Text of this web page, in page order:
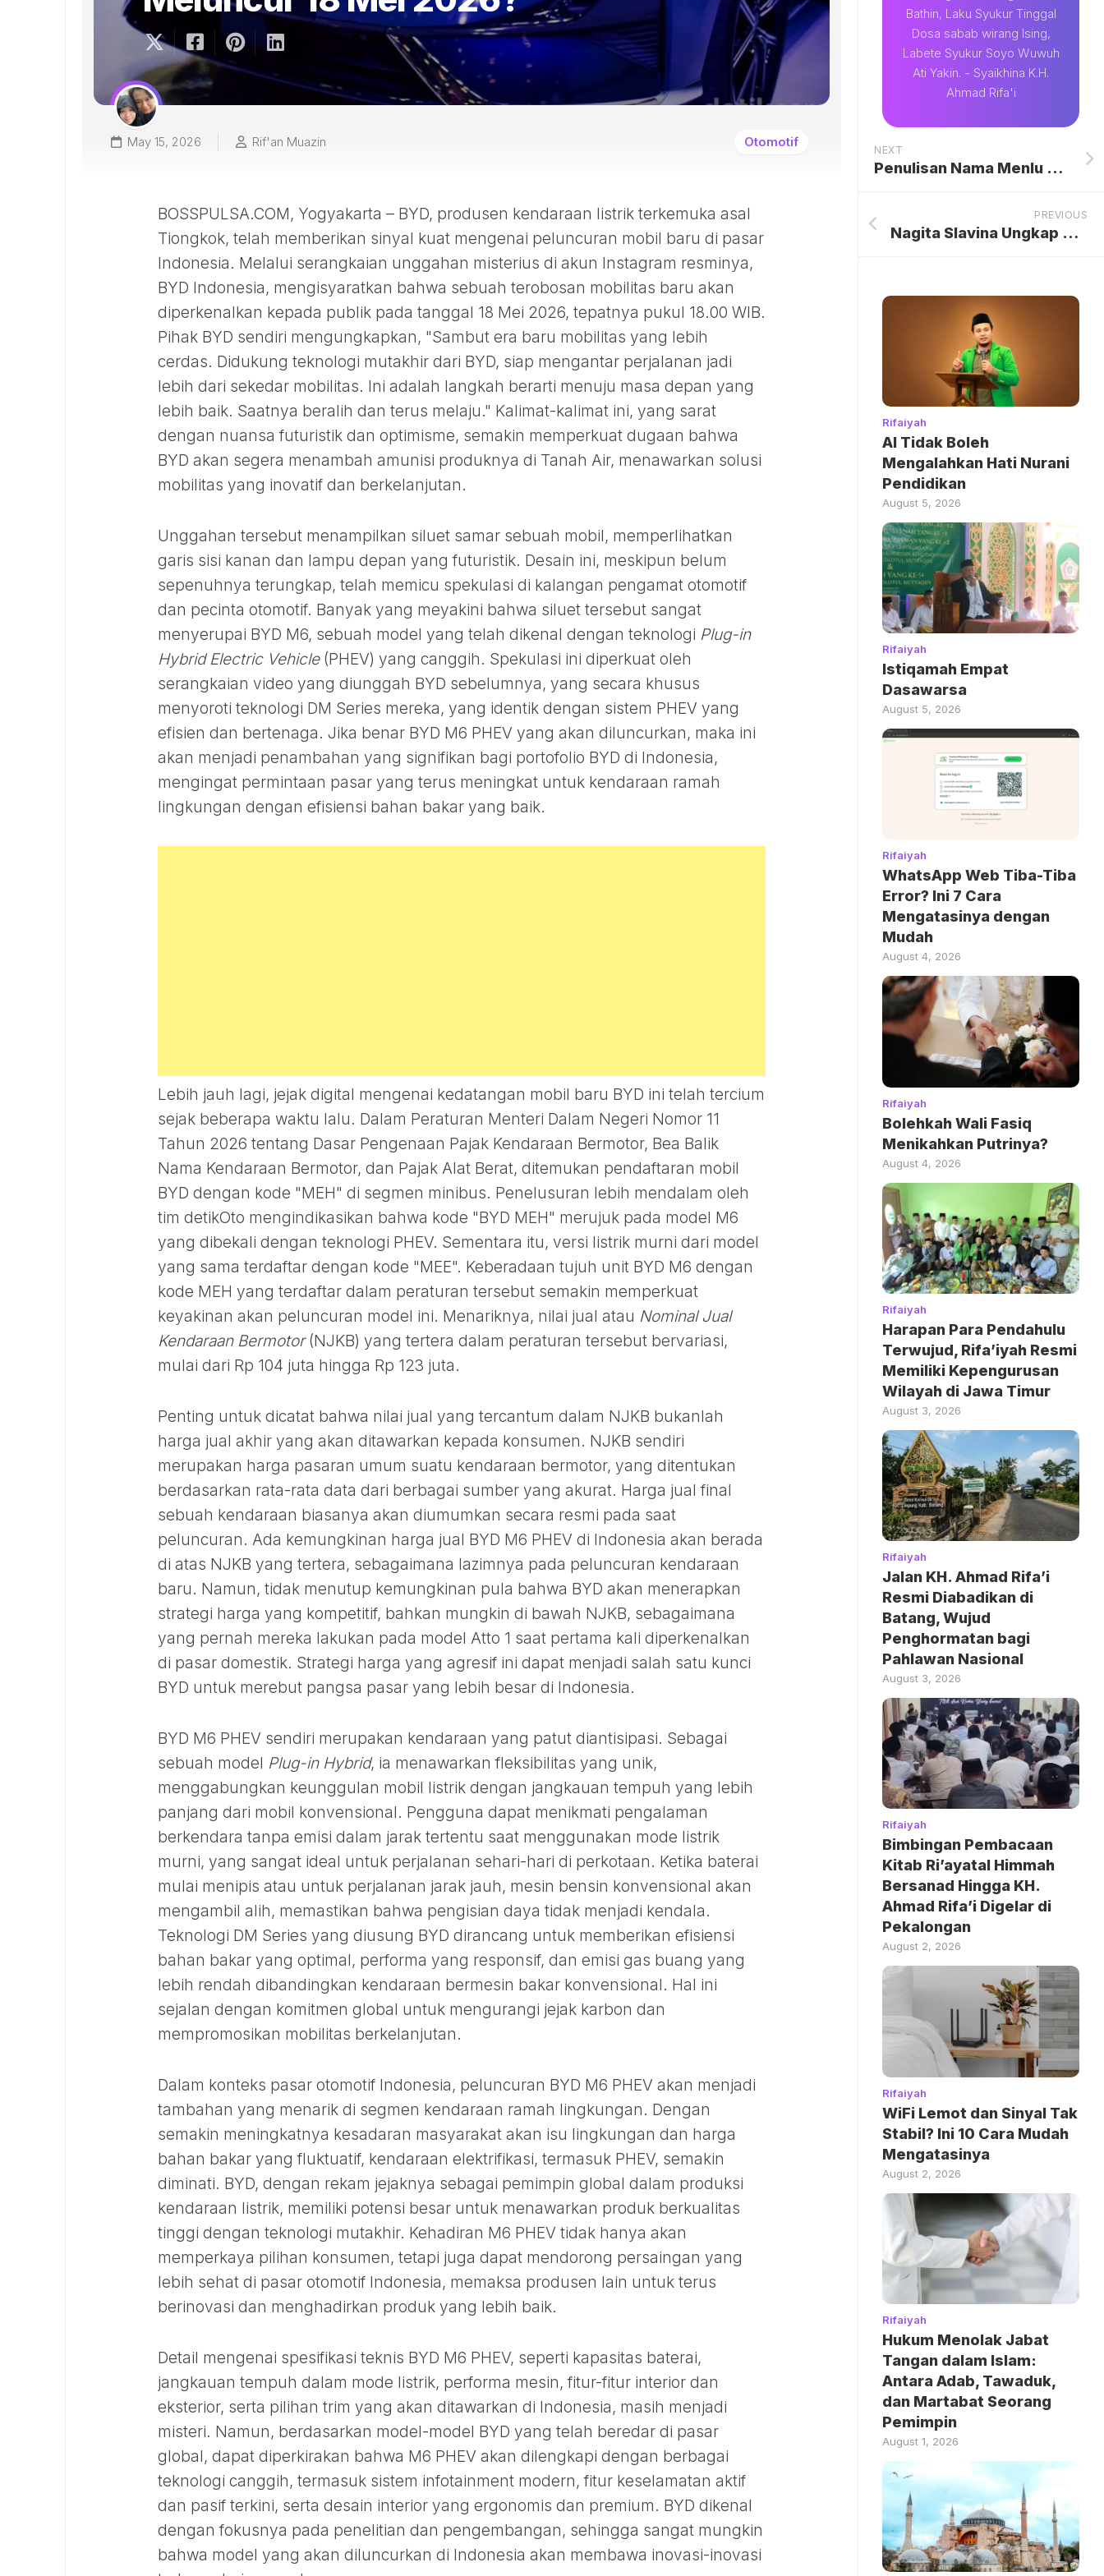
May 15, 2026 Rif'an Muazin Otomotif
BOSSPULSA.COM, Yogyakarta – BYD, produsen kendaraan listrik terkemuka asal
Tiongkok, telah memberikan sinyal kuat mengenai peluncuran mobil baru di pasar
Indonesia. Melalui serangkaian unggahan misterius di akun Instagram resminya,
BYD Indonesia, mengisyaratkan bahwa sebuah terobosan mobilitas baru akan
diperkenalkan kepada publik pada tanggal 18 Mei 2026, tepatnya pukul 18.00 WIB.
Pihak BYD sendiri mengungkapkan, "Sambut era baru mobilitas yang lebih
cerdas. Didukung teknologi mutakhir dari BYD, siap mengantar perjalanan jadi
lebih dari sekedar mobilitas. Ini adalah langkah berarti menuju masa depan yang
lebih baik. Saatnya beralih dan terus melaju." Kalimat-kalimat ini, yang sarat
dengan nuansa futuristik dan optimisme, semakin memperkuat dugaan bahwa
BYD akan segera menambah amunisi produknya di Tanah Air, menawarkan solusi
mobilitas yang inovatif dan berkelanjutan.
Unggahan tersebut menampilkan siluet samar sebuah mobil, memperlihatkan
garis sisi kanan dan lampu depan yang futuristik. Desain ini, meskipun belum
sepenuhnya terungkap, telah memicu spekulasi di kalangan pengamat otomotif
dan pecinta otomotif. Banyak yang meyakini bahwa siluet tersebut sangat
menyerupai BYD M6, sebuah model yang telah dikenal dengan teknologi Plug-in
Hybrid Electric Vehicle(PHEV) yang canggih. Spekulasi ini diperkuat oleh
serangkaian video yang diunggah BYD sebelumnya, yang secara khusus
menyoroti teknologi DM Series mereka, yang identik dengan sistem PHEV yang
efisien dan bertenaga. Jika benar BYD M6 PHEV yang akan diluncurkan, maka ini
akan menjadi penambahan yang signifikan bagi portofolio BYD di Indonesia,
mengingat permintaan pasar yang terus meningkat untuk kendaraan ramah
lingkungan dengan efisiensi bahan bakar yang baik.
Lebih jauh lagi, jejak digital mengenai kedatangan mobil baru BYD ini telah tercium
sejak beberapa waktu lalu. Dalam Peraturan Menteri Dalam Negeri Nomor 11
Tahun 2026 tentang Dasar Pengenaan Pajak Kendaraan Bermotor, Bea Balik
Nama Kendaraan Bermotor, dan Pajak Alat Berat, ditemukan pendaftaran mobil
BYD dengan kode "MEH" di segmen minibus. Penelusuran lebih mendalam oleh
tim detikOto mengindikasikan bahwa kode "BYD MEH" merujuk pada model M6
yang dibekali dengan teknologi PHEV. Sementara itu, versi listrik murni dari model
yang sama terdaftar dengan kode "MEE". Keberadaan tujuh unit BYD M6 dengan
kode MEH yang terdaftar dalam peraturan tersebut semakin memperkuat
keyakinan akan peluncuran model ini. Menariknya, nilai jual atau Nominal Jual
Kendaraan Bermotor(NJKB) yang tertera dalam peraturan tersebut bervariasi,
mulai dari Rp 104 juta hingga Rp 123 juta.
Penting untuk dicatat bahwa nilai jual yang tercantum dalam NJKB bukanlah
harga jual akhir yang akan ditawarkan kepada konsumen. NJKB sendiri
merupakan harga pasaran umum suatu kendaraan bermotor, yang ditentukan
berdasarkan rata-rata data dari berbagai sumber yang akurat. Harga jual final
sebuah kendaraan biasanya akan diumumkan secara resmi pada saat
peluncuran. Ada kemungkinan harga jual BYD M6 PHEV di Indonesia akan berada
di atas NJKB yang tertera, sebagaimana lazimnya pada peluncuran kendaraan
baru. Namun, tidak menutup kemungkinan pula bahwa BYD akan menerapkan
strategi harga yang kompetitif, bahkan mungkin di bawah NJKB, sebagaimana
yang pernah mereka lakukan pada model Atto 1 saat pertama kali diperkenalkan
di pasar domestik. Strategi harga yang agresif ini dapat menjadi salah satu kunci
BYD untuk merebut pangsa pasar yang lebih besar di Indonesia.
BYD M6 PHEV sendiri merupakan kendaraan yang patut diantisipasi. Sebagai
sebuah model Plug-in Hybrid, ia menawarkan fleksibilitas yang unik,
menggabungkan keunggulan mobil listrik dengan jangkauan tempuh yang lebih
panjang dari mobil konvensional. Pengguna dapat menikmati pengalaman
berkendara tanpa emisi dalam jarak tertentu saat menggunakan mode listrik
murni, yang sangat ideal untuk perjalanan sehari-hari di perkotaan. Ketika baterai
mulai menipis atau untuk perjalanan jarak jauh, mesin bensin konvensional akan
mengambil alih, memastikan bahwa pengisian daya tidak menjadi kendala.
Teknologi DM Series yang diusung BYD dirancang untuk memberikan efisiensi
bahan bakar yang optimal, performa yang responsif, dan emisi gas buang yang
lebih rendah dibandingkan kendaraan bermesin bakar konvensional. Hal ini
sejalan dengan komitmen global untuk mengurangi jejak karbon dan
mempromosikan mobilitas berkelanjutan.
Dalam konteks pasar otomotif Indonesia, peluncuran BYD M6 PHEV akan menjadi
tambahan yang menarik di segmen kendaraan ramah lingkungan. Dengan
semakin meningkatnya kesadaran masyarakat akan isu lingkungan dan harga
bahan bakar yang fluktuatif, kendaraan elektrifikasi, termasuk PHEV, semakin
diminati. BYD, dengan rekam jejaknya sebagai pemimpin global dalam produksi
kendaraan listrik, memiliki potensi besar untuk menawarkan produk berkualitas
tinggi dengan teknologi mutakhir. Kehadiran M6 PHEV tidak hanya akan
memperkaya pilihan konsumen, tetapi juga dapat mendorong persaingan yang
lebih sehat di pasar otomotif Indonesia, memaksa produsen lain untuk terus
berinovasi dan menghadirkan produk yang lebih baik.
Detail mengenai spesifikasi teknis BYD M6 PHEV, seperti kapasitas baterai,
jangkauan tempuh dalam mode listrik, performa mesin, fitur-fitur interior dan
eksterior, serta pilihan trim yang akan ditawarkan di Indonesia, masih menjadi
misteri. Namun, berdasarkan model-model BYD yang telah beredar di pasar
global, dapat diperkirakan bahwa M6 PHEV akan dilengkapi dengan berbagai
teknologi canggih, termasuk sistem infotainment modern, fitur keselamatan aktif
dan pasif terkini, serta desain interior yang ergonomis dan premium. BYD dikenal
dengan fokusnya pada penelitian dan pengembangan, sehingga sangat mungkin
bahwa model yang akan diluncurkan di Indonesia akan membawa inovasi-inovasi
Bathin, Laku Syukur Tinggal
Dosa sabab wirang Ising,
Labete Syukur Soyo Wuwuh
Ati Yakin. - Syaikhina K.H.
Ahmad Rifa'i
NEXT
Penulisan Nama Menlu AS Diganti demi Bisa Masuk China.
PREVIOUS
Nagita Slavina Ungkap Honor Fantastis Rp 4,5 Juta di Usia 13 Tahun sebagai Model Iklan: Kisah Awal Karier Sang Ikon
Rifaiyah
AI Tidak Boleh
Mengalahkan Hati Nurani
Pendidikan
August 5, 2026
Rifaiyah
Istiqamah Empat
Dasawarsa
August 5, 2026
Rifaiyah
WhatsApp Web Tiba-Tiba
Error? Ini 7 Cara
Mengatasinya dengan
Mudah
August 4, 2026
Rifaiyah
Bolehkah Wali Fasiq
Menikahkan Putrinya?
August 4, 2026
Rifaiyah
Harapan Para Pendahulu
Terwujud, Rifa’iyah Resmi
Memiliki Kepengurusan
Wilayah di Jawa Timur
August 3, 2026
Rifaiyah
Jalan KH. Ahmad Rifa’i
Resmi Diabadikan di
Batang, Wujud
Penghormatan bagi
Pahlawan Nasional
August 3, 2026
Rifaiyah
Bimbingan Pembacaan
Kitab Ri’ayatal Himmah
Bersanad Hingga KH.
Ahmad Rifa’i Digelar di
Pekalongan
August 2, 2026
Rifaiyah
WiFi Lemot dan Sinyal Tak
Stabil? Ini 10 Cara Mudah
Mengatasinya
August 2, 2026
Rifaiyah
Hukum Menolak Jabat
Tangan dalam Islam:
Antara Adab, Tawaduk,
dan Martabat Seorang
Pemimpin
August 1, 2026